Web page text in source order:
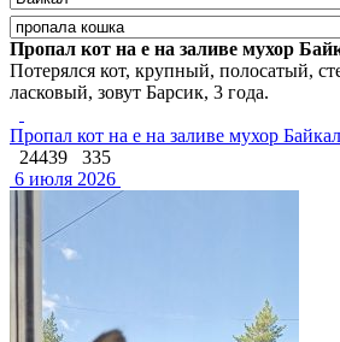
Пропал кот на е на заливе мухор
Потерялся кот, крупный, полосатый,
ласковый, зовут Барсик, 3 года.
Пропал кот на е на заливе мухор Байкал
24439
335
6 июля 2026